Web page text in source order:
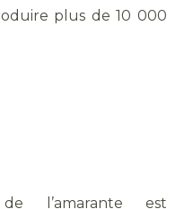
plus de 10 000
l’amarante est